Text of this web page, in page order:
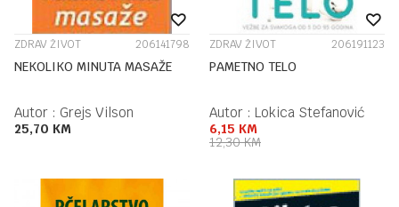
ZDRAV ŽIVOT 206141798
NEKOLIKO MINUTA MASAŽE
Autor : Grejs Vilson
25,70 KM
ZDRAV ŽIVOT 206191123
PAMETNO TELO
Autor : Lokica Stefanović
6,15 KM
12,30KM